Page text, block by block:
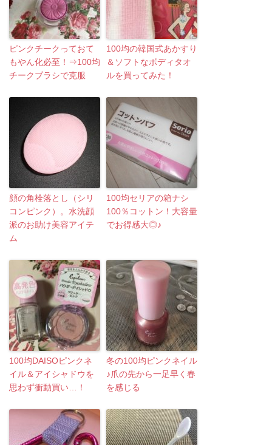
ピンクチークっておて
もやん化必至！⇒100均
チークブラシで克服
100均の韓国式あかすり
＆ソフトなボディタオ
ルを買ってみた！
顔の角栓落とし（シリ
コンピンク）。水洗顔
派のお助け美容アイテ
ム
100均セリアの箱ナシ
100％コットン！大容量
でお得感大◎♪
100均DAISOピンクネ
イル＆アイシャドウを
思わず衝動買い…！
冬の100均ピンクネイル
♪爪の先から一足早く春
を感じる